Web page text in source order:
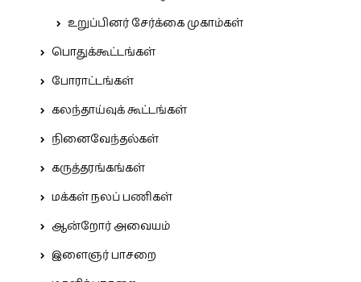
உறுப்பினர் சேர்க்கை முகாம்கள்
பொதுக்கூட்டங்கள்
போராட்டங்கள்
கலந்தாய்வுக் கூட்டங்கள்
நினைவேந்தல்கள்
கருத்தரங்கங்கள்
மக்கள் நலப் பணிகள்
ஆன்றோர் அவையம்
இளைஞர் பாசறை